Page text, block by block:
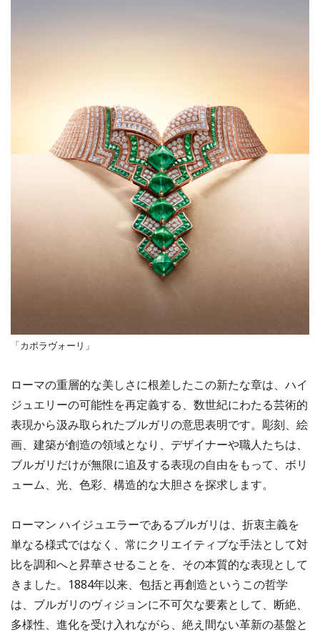
「カポラヴォーリ」
ローマの重層的な美しさに根差したこの新たな章は、ハイ
ジュエリーの可能性を再定義する、数世紀にわたる芸術的
表現から汲み取られたブルガリの意思表明です。彫刻、絵
画、建築が創造の領域となり、デザイナーや職人たちは、
ブルガリだけが無限に追及する表現の自由をもって、ボリ
ューム、光、色彩、構造的な大胆さを探求します。
ローマン ハイジュエラーであるブルガリは、折衷主義を
単なる様式ではなく、常にクリエイティブな手法として対
比を調和へと昇華させることを、その本質的な表現として
きました。1884年以来、包括と再創造というこの哲学
は、ブルガリのヴィジョンに不可欠な要素として、断絶、
多様性、進化を受け入れながら、絶え間ない革新の基盤と